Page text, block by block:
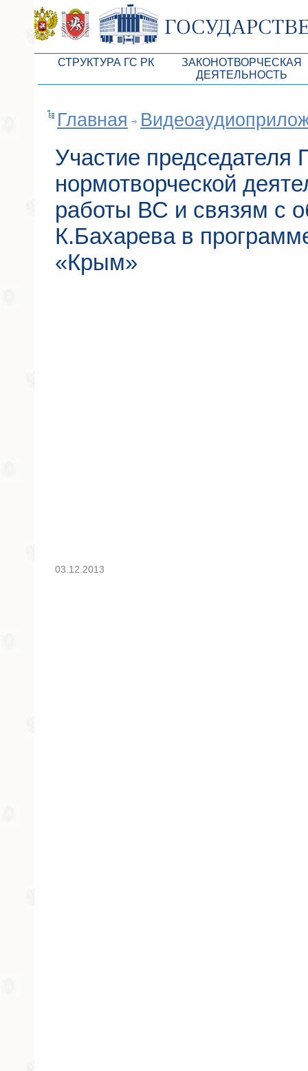
СТРУКТУРА ГС РК
Президиум ГС РК
Комитеты ГС РК
Депутатские фракции ГС РК
Аппарат ГС РК
Советники Председателя ГС РК
Управление делами ГС РК
ЗАКОНОТВОРЧЕСКАЯ
ДЕЯТЕЛЬНОСТЬ
Бюджет Республики
Антикоррупционная
Независимая
Информация
Схема
Главная
Участие
нормотворческой
работы ВС и связям с
К.Бахарева в
«Крым»
03.12.2013